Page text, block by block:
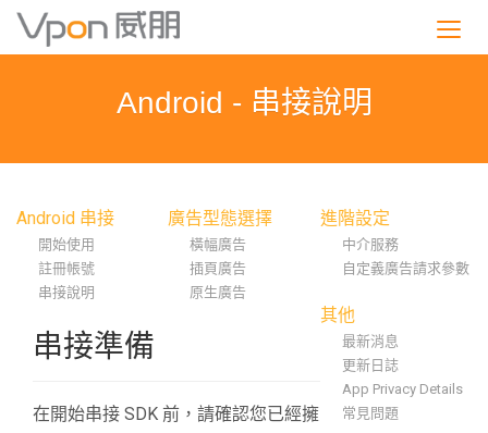
i
Android - 串接說明
Android 串接
開始使用
註冊帳號
串接說明
廣告型態選擇
橫幅廣告
插頁廣告
原生廣告
進階設定
中介服務
自定義廣告請求參數
其他
最新消息
更新日誌
App Privacy Details
常見問題
串接準備
在開始串接 SDK 前，請確認您已經擁